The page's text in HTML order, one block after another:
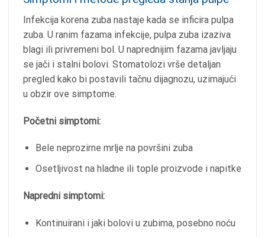
Infekcija korena zuba nastaje kada se inficira pulpa
zuba. U ranim fazama infekcije, pulpa zuba izaziva
blagi ili privremeni bol. U naprednijim fazama javljaju
se jači i stalni bolovi. Stomatolozi vrše detaljan
pregled kako bi postavili tačnu dijagnozu, uzimajući
u obzir ove simptome.
Početni simptomi:
Bele neprozirne mrlje na površini zuba
Osetljivost na hladne ili tople proizvode i napitke
Napredni simptomi:
Kontinuirani i jaki bolovi u zubima, posebno noću